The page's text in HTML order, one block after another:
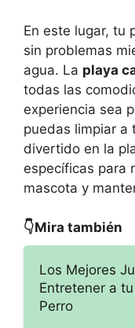
En este lugar, tu
sin problemas
agua. La playa
todas las
experiencia sea
puedas limpiar a
divertido en la
específicas para
mascota y
👇Mira también
Los Mejores
Entretener a
Perro